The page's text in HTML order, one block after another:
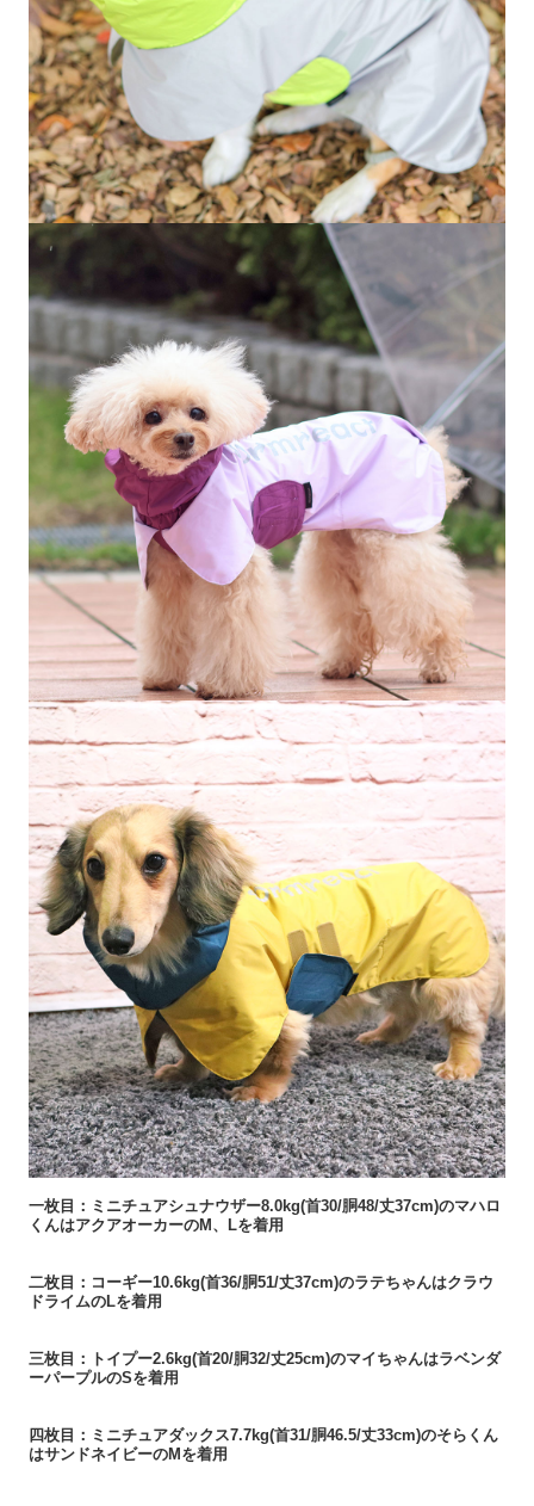
一枚目：ミニチュアシュナウザー8.0kg(首30/胴48/丈37cm)のマハロ
くんはアクアオーカーのM、Lを着用
二枚目：コーギー10.6kg(首36/胴51/丈37cm)のラテちゃんはクラウ
ドライムのLを着用
三枚目：トイプー2.6kg(首20/胴32/丈25cm)のマイちゃんはラベンダ
ーパープルのSを着用
四枚目：ミニチュアダックス7.7kg(首31/胴46.5/丈33cm)のそらくん
はサンドネイビーのMを着用